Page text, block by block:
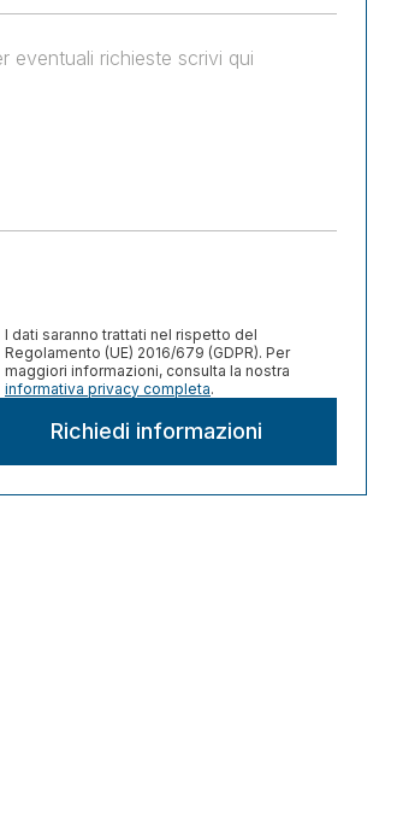
I dati saranno trattati nel rispetto del
Regolamento (UE) 2016/679 (GDPR). Per
maggiori informazioni, consulta la nostra
informativa privacy completa.